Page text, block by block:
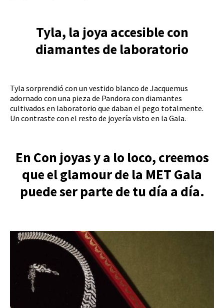
Tyla, la joya accesible con
diamantes de laboratorio
Tyla sorprendió con un vestido blanco de Jacquemus
adornado con una pieza de Pandora con diamantes
cultivados en laboratorio que daban el pego totalmente.
Un contraste con el resto de joyería visto en la Gala.
En Con joyas y a lo loco, creemos
que el glamour de la MET Gala
puede ser parte de tu día a día.